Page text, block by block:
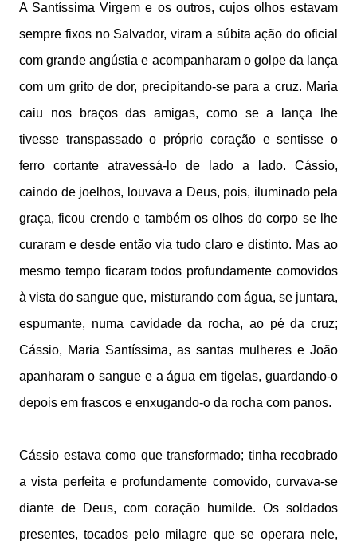
A Santíssima Virgem e os outros, cujos olhos estavam
sempre fixos no Salvador, viram a súbita ação do oficial
com grande angústia e acompanharam o golpe da lança
com um grito de dor, precipitando-se para a cruz. Maria
caiu nos braços das amigas, como se a lança lhe
tivesse transpassado o próprio coração e sentisse o
ferro cortante atravessá-lo de lado a lado. Cássio,
caindo de joelhos, louvava a Deus, pois, iluminado pela
graça, ficou crendo e também os olhos do corpo se lhe
curaram e desde então via tudo claro e distinto. Mas ao
mesmo tempo ficaram todos profundamente comovidos
à vista do sangue que, misturando com água, se juntara,
espumante, numa cavidade da rocha, ao pé da cruz;
Cássio, Maria Santíssima, as santas mulheres e João
apanharam o sangue e a água em tigelas, guardando-o
depois em frascos e enxugando-o da rocha com panos.
Cássio estava como que transformado; tinha recobrado
a vista perfeita e profundamente comovido, curvava-se
diante de Deus, com coração humilde. Os soldados
presentes, tocados pelo milagre que se operara nele,